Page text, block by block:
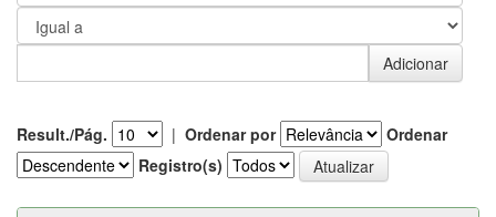
Result./Pág. | Ordenar por
Ordenar
Registro(s)